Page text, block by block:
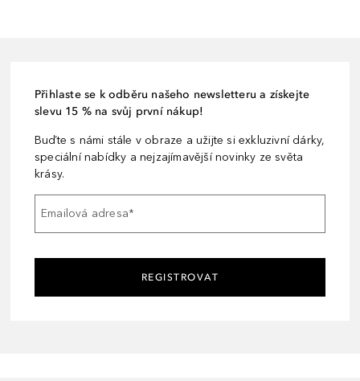
Přihlaste se k odběru našeho newsletteru a získejte
slevu 15 % na svůj první nákup!
Buďte s námi stále v obraze a užijte si exkluzivní dárky,
speciální nabídky a nejzajímavější novinky ze světa
krásy.
Emailová adresa*
REGISTROVAT